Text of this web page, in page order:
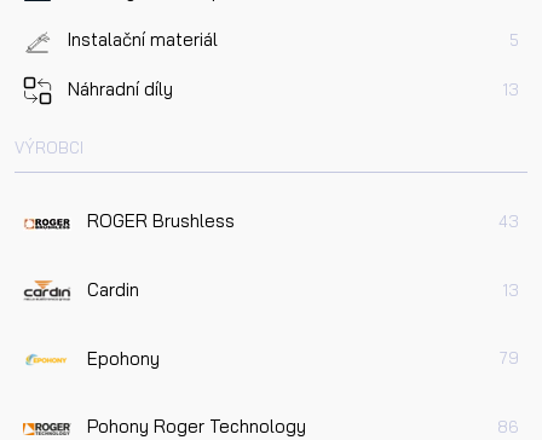
Instalační materiál 5
Náhradní díly 13
VÝROBCI
ROGER Brushless 43
Cardin 13
Epohony 79
Pohony Roger Technology 86